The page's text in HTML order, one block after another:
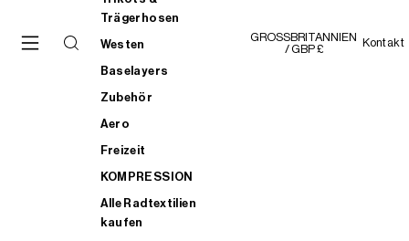
Trägerhosen
Westen
Baselayers
Zubehör
Aero
Freizeit
KOMPRESSION
Alle Radtextilien
kaufen
GROSSBRITANNIEN
/ GBP £
Kontakt